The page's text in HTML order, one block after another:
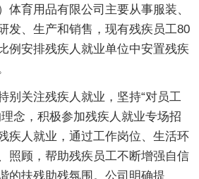
体育用品有限公司主要从事服装、
发、生产和销售，现有残疾员工80
例安排残疾人就业单位中安置残疾
别关注残疾人就业，坚持“对员工
念，积极参加残疾人就业专场招
疾人就业，通过工作岗位、生活环
照顾，帮助残疾员工不断增强自信
的扶残助残氛围。公司明确提